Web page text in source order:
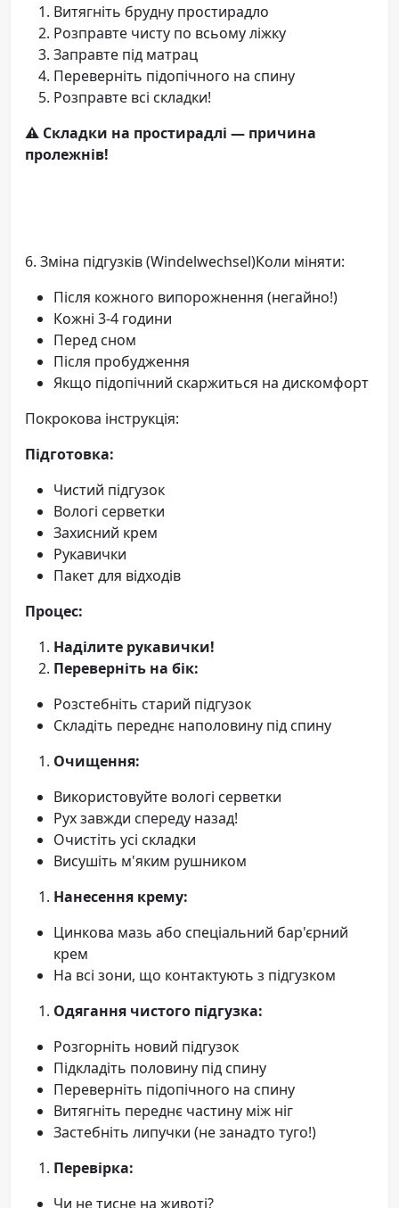
Витягніть брудну простирадло
Розправте чисту по всьому ліжку
Заправте під матрац
Переверніть підопічного на спину
Розправте всі складки!
⚠️ Складки на простирадлі — причина
пролежнів!
6. Зміна підгузків (Windelwechsel)Коли міняти:
Після кожного випорожнення (негайно!)
Кожні 3-4 години
Перед сном
Після пробудження
Якщо підопічний скаржиться на дискомфорт
Покрокова інструкція:
Підготовка:
Чистий підгузок
Вологі серветки
Захисний крем
Рукавички
Пакет для відходів
Процес:
Наділите рукавички!
Переверніть на бік:
Розстебніть старий підгузок
Складіть переднє наполовину під спину
Очищення:
Використовуйте вологі серветки
Рух завжди спереду назад!
Очистіть усі складки
Висушіть м'яким рушником
Нанесення крему:
Цинкова мазь або спеціальний бар'єрний
крем
На всі зони, що контактують з підгузком
Одягання чистого підгузка:
Розгорніть новий підгузок
Підкладіть половину під спину
Переверніть підопічного на спину
Витягніть переднє частину між ніг
Застебніть липучки (не занадто туго!)
Перевірка:
Чи не тисне на животі?